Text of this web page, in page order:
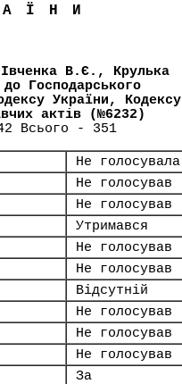
Івченка В.Є., Крулька
Господарського
України, Кодексу
актів (№6232)
Всього - 351
Не голосувала
Не голосував
Не голосував
Утримався
Не голосував
Не голосував
Відсутній
Не голосував
Не голосував
Не голосував
За